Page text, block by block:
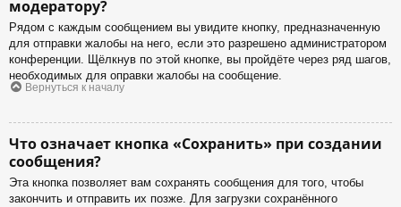
модератору?
Рядом с каждым сообщением вы увидите кнопку, предназначенную
для отправки жалобы на него, если это разрешено администратором
конференции. Щёлкнув по этой кнопке, вы пройдёте через ряд шагов,
необходимых для оправки жалобы на сообщение.
Вернуться к началу
Что означает кнопка «Сохранить» при создании
сообщения?
Эта кнопка позволяет вам сохранять сообщения для того, чтобы
закончить и отправить их позже. Для загрузки сохранённого